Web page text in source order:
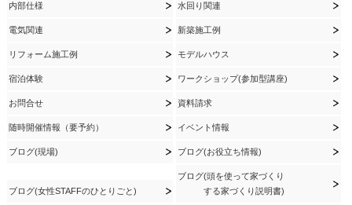
内部仕様 水回り関連
電気関連 新築施工例
リフォーム施工例 モデルハウス
宿泊体験 ワークショップ(参加型講座)
お問合せ 資料請求
随時開催情報（要予約） イベント情報
ブログ(現場) ブログ(お役立ち情報)
ブログ(女性STAFFのひとりごと)
ブログ(頭を使って家づくり
する家づくり説明書)